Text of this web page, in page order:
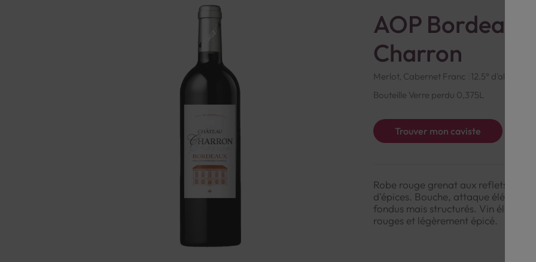
AOP Bordeaux
Charron
Merlot, Cabernet Franc 12.5° d'alcool
Bouteille Verre perdu 0,375L
Trouver mon caviste
Robe rouge grenat aux reflets
d'épices. Bouche, attaque élégante
fondus mais structurés. Vin
rouges et légèrement épicé.